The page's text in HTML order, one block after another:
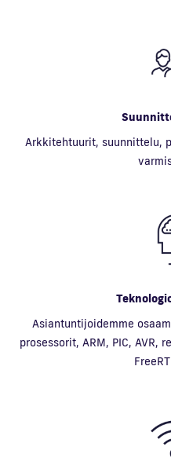
Arkkitehtuurit, suunnittelu,
Asiantuntijoidemme
prosessorit, ARM, PIC,